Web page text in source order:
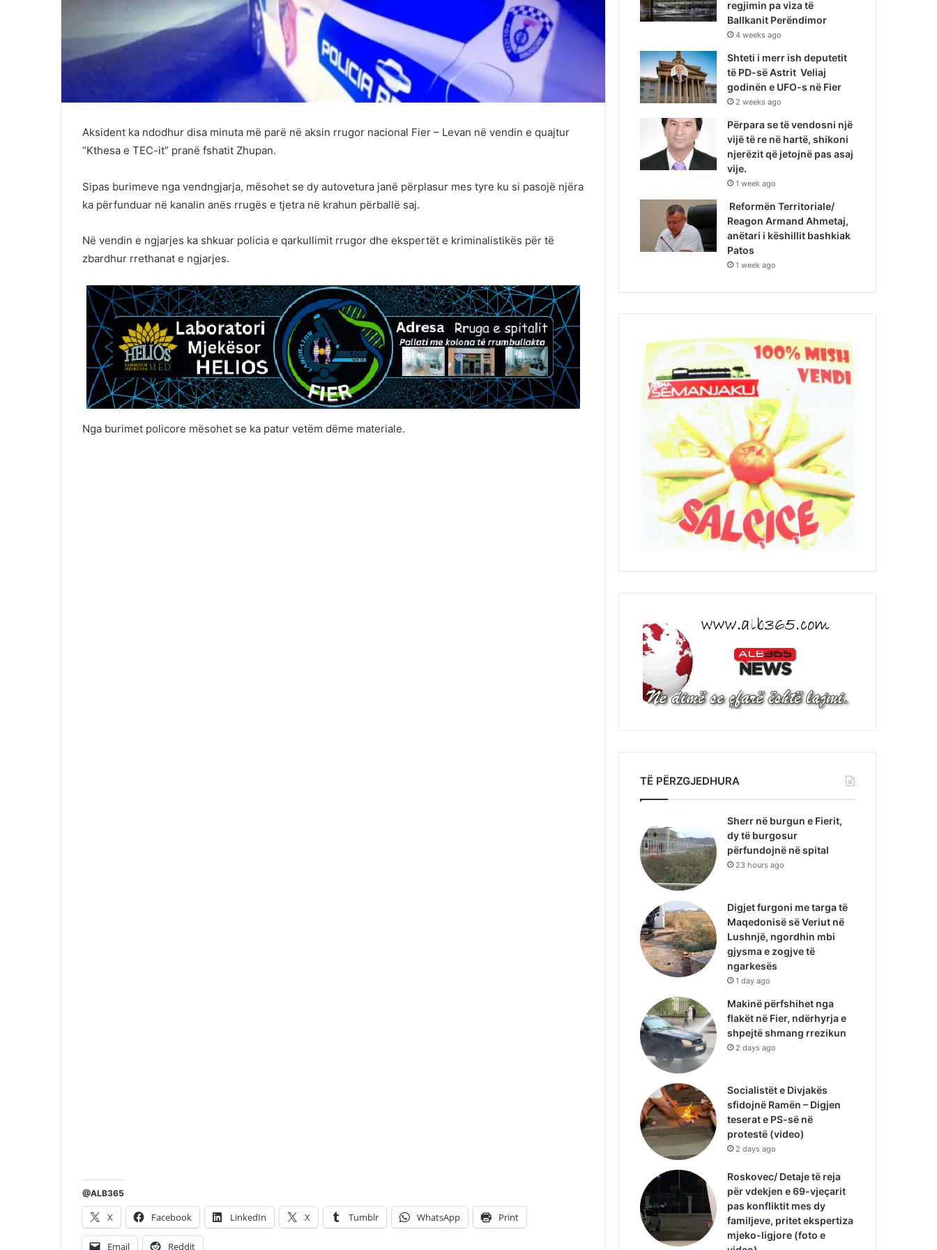
Aksident ka ndodhur disa minuta më parë në aksin rrugor nacional Fier – Levan në vendin e quajtur
“Kthesa e TEC-it” pranë fshatit Zhupan.
Sipas burimeve nga vendngjarja, mësohet se dy autovetura janë përplasur mes tyre ku si pasojë njëra
ka përfunduar në kanalin anës rrugës e tjetra në krahun përballë saj.
Në vendin e ngjarjes ka shkuar policia e qarkullimit rrugor dhe ekspertët e kriminalistikës për të
zbardhur rrethanat e ngjarjes.
Nga burimet policore mësohet se ka patur vetëm dëme materiale.
@ALB365
X Facebook LinkedIn X Tumblr WhatsApp Print
Email Reddit
regjimin pa viza të
Ballkanit Perëndimor
4 weeks ago
Shteti i merr ish deputetit
të PD-së Astrit Veliaj
godinën e UFO-s në Fier
2 weeks ago
Përpara se të vendosni një
vijë të re në hartë, shikoni
njerëzit që jetojnë pas asaj
vije.
1 week ago
Reformën Territoriale/
Reagon Armand Ahmetaj,
anëtari i këshillit bashkiak
Patos
1 week ago
TË PËRZGJEDHURA
Sherr në burgun e Fierit,
dy të burgosur
përfundojnë në spital
23 hours ago
Digjet furgoni me targa të
Maqedonisë së Veriut në
Lushnjë, ngordhin mbi
gjysma e zogjve të
ngarkesës
1 day ago
Makinë përfshihet nga
flakët në Fier, ndërhyrja e
shpejtë shmang rrezikun
2 days ago
Socialistët e Divjakës
sfidojnë Ramën – Digjen
teserat e PS-së në
protestë (video)
2 days ago
Roskovec/ Detaje të reja
për vdekjen e 69-vjeçarit
pas konfliktit mes dy
familjeve, pritet ekspertiza
mjeko-ligjore (foto e